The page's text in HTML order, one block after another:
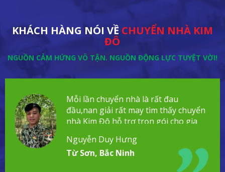
KHÁCH HÀNG NÓI VỀ CHUYỂN NHÀ KIM
ĐÔ
NGUỒN CẢM HỨNG VÔ TẬN. NGUỒN ĐỘNG LỰC TUYỆT VỜI!
Mỗi lần chuyển nhà là rất đau
đầu,nan giải rất may tìm thấy chuyển
nhà Kim Đô hỗ trợ trọn gói cho gia
Nguyễn Duy Hưng
Từ Sơn, Bắc Ninh